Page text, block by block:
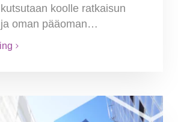
koolle ratkaisun
ja oman pääoman…